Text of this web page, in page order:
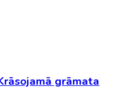
grāmata